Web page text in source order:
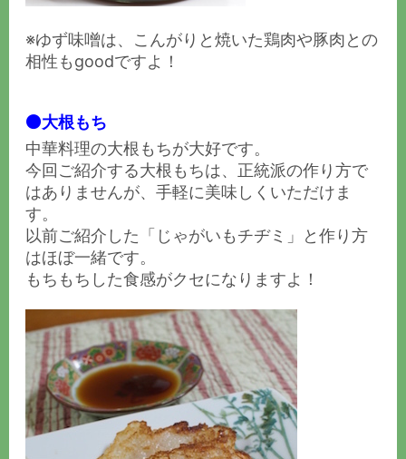
※ゆず味噌は、こんがりと焼いた鶏肉や豚肉との
相性もgoodですよ！
⚫️大根もち
中華料理の大根もちが大好です。
今回ご紹介する大根もちは、正統派の作り方で
はありませんが、手軽に美味しくいただけま
す。
以前ご紹介した「 じゃがいもチヂミ 」と作り方
はほぼ一緒です。
もちもちした食感がクセになりますよ！